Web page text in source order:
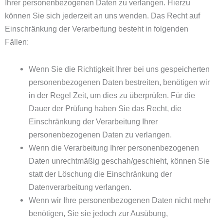
Ihrer personenbezogenen Daten zu verlangen. Hierzu
können Sie sich jederzeit an uns wenden. Das Recht auf
Einschränkung der Verarbeitung besteht in folgenden
Fällen:
Wenn Sie die Richtigkeit Ihrer bei uns gespeicherten
personenbezogenen Daten bestreiten, benötigen wir
in der Regel Zeit, um dies zu überprüfen. Für die
Dauer der Prüfung haben Sie das Recht, die
Einschränkung der Verarbeitung Ihrer
personenbezogenen Daten zu verlangen.
Wenn die Verarbeitung Ihrer personenbezogenen
Daten unrechtmäßig geschah/geschieht, können Sie
statt der Löschung die Einschränkung der
Datenverarbeitung verlangen.
Wenn wir Ihre personenbezogenen Daten nicht mehr
benötigen, Sie sie jedoch zur Ausübung,